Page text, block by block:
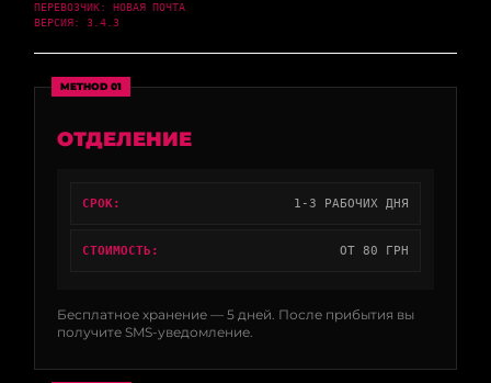
ПЕРЕВОЗЧИК: НОВАЯ ПОЧТА
ВЕРСИЯ: 3.4.3
METHOD 01
ОТДЕЛЕНИЕ
СРОК: 1-3 РАБОЧИХ ДНЯ
СТОИМОСТЬ: ОТ 80 ГРН
Бесплатное хранение — 5 дней. После прибытия вы
получите SMS-уведомление.